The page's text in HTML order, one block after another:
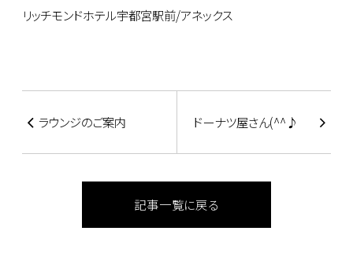
リッチモンドホテル宇都宮駅前/アネックス
ラウンジのご案内 ドーナツ屋さん(^^♪
記事一覧に戻る